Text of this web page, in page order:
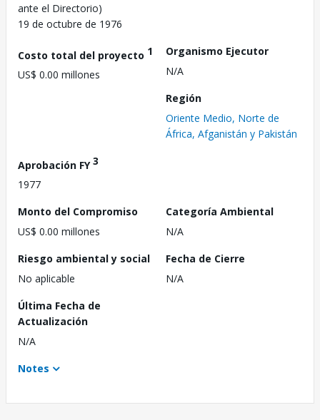
ante el Directorio)
19 de octubre de 1976
Costo total del proyecto 1
US$ 0.00 millones
Organismo Ejecutor
N/A
Región
Oriente Medio, Norte de
África, Afganistán y Pakistán
Aprobación FY3
1977
Monto del Compromiso
US$ 0.00 millones
Categoría Ambiental
N/A
Riesgo ambiental y social
No aplicable
Fecha de Cierre
N/A
Última Fecha de
Actualización
N/A
Notes